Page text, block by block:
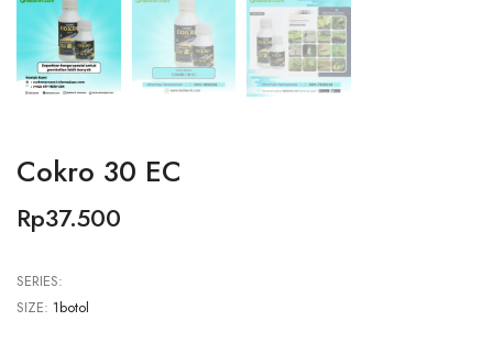
Cokro 30 EC
Rp37.500
SERIES:
SIZE: 1botol